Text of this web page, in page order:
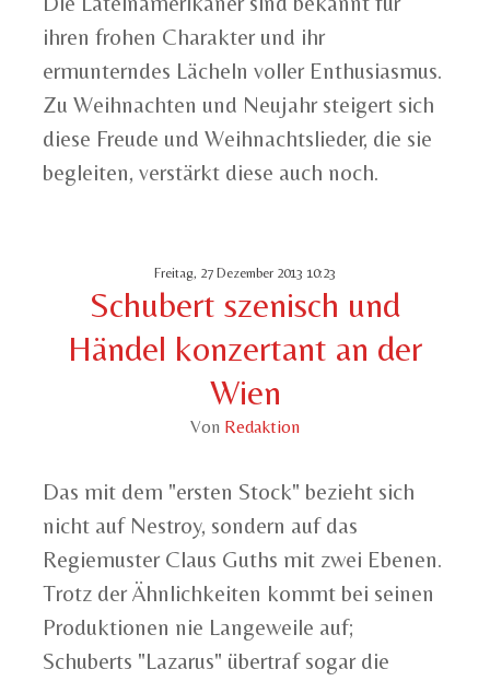
ihren frohen Charakter und ihr
ermunterndes Lächeln voller Enthusiasmus.
Zu Weihnachten und Neujahr steigert sich
diese Freude und Weihnachtslieder, die sie
begleiten, verstärkt diese auch noch.
Freitag, 27 Dezember 2013 10:23
Schubert szenisch und
Händel konzertant an der
Wien
Von Redaktion
Das mit dem "ersten Stock" bezieht sich
nicht auf Nestroy, sondern auf das
Regiemuster Claus Guths mit zwei Ebenen.
Trotz der Ähnlichkeiten kommt bei seinen
Produktionen nie Langeweile auf;
Schuberts "Lazarus" übertraf sogar die